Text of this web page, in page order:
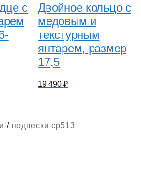
с
Двойное кольцо с
медовым и
текстурным
янтарем, размер
17,5
19 490₽
/ подвески cp513